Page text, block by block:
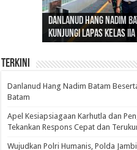
Danlanud Hang Nadim
Kunjungi Lapas Kelas IIA
Silaturahmi dan Reses
Jambi Bahas Sinergitas
Gubernur Al Haris:
Edukasi Pembentukan
Penerus
Gubernur Al Haris
Cepat Beroperasi Agar
Penuhi Kebutuhannya
Sosok Fenomenal yang
Nusantara: Ratu
dengan Pengaruh
Terkini
Danlanud Hang Nadim Batam
Batam
Apel Kesiapsiagaan Karhutla dan
Tekankan Respons Cepat dan
Wujudkan Polri Humanis, Polda